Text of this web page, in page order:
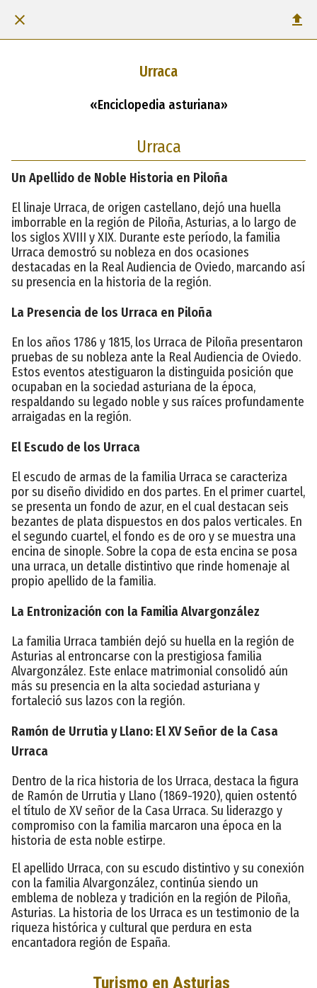
Urraca
«Enciclopedia asturiana»
Urraca
Un Apellido de Noble Historia en Piloña
El linaje Urraca, de origen castellano, dejó una huella
imborrable en la región de Piloña, Asturias, a lo largo de
los siglos XVIII y XIX. Durante este período, la familia
Urraca demostró su nobleza en dos ocasiones
destacadas en la Real Audiencia de Oviedo, marcando así
su presencia en la historia de la región.
La Presencia de los Urraca en Piloña
En los años 1786 y 1815, los Urraca de Piloña presentaron
pruebas de su nobleza ante la Real Audiencia de Oviedo.
Estos eventos atestiguaron la distinguida posición que
ocupaban en la sociedad asturiana de la época,
respaldando su legado noble y sus raíces profundamente
arraigadas en la región.
El Escudo de los Urraca
El escudo de armas de la familia Urraca se caracteriza
por su diseño dividido en dos partes. En el primer cuartel,
se presenta un fondo de azur, en el cual destacan seis
bezantes de plata dispuestos en dos palos verticales. En
el segundo cuartel, el fondo es de oro y se muestra una
encina de sinople. Sobre la copa de esta encina se posa
una urraca, un detalle distintivo que rinde homenaje al
propio apellido de la familia.
La Entronización con la Familia Alvargonzález
La familia Urraca también dejó su huella en la región de
Asturias al entroncarse con la prestigiosa familia
Alvargonzález. Este enlace matrimonial consolidó aún
más su presencia en la alta sociedad asturiana y
fortaleció sus lazos con la región.
Ramón de Urrutia y Llano: El XV Señor de la Casa
Urraca
Dentro de la rica historia de los Urraca, destaca la figura
de Ramón de Urrutia y Llano (1869-1920), quien ostentó
el título de XV señor de la Casa Urraca. Su liderazgo y
compromiso con la familia marcaron una época en la
historia de esta noble estirpe.
El apellido Urraca, con su escudo distintivo y su conexión
con la familia Alvargonzález, continúa siendo un
emblema de nobleza y tradición en la región de Piloña,
Asturias. La historia de los Urraca es un testimonio de la
riqueza histórica y cultural que perdura en esta
encantadora región de España.